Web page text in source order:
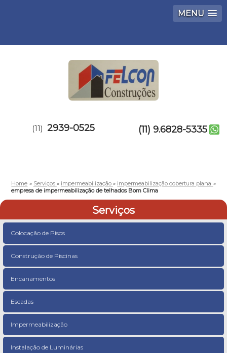
MENU
(11) 2939-0525 (11) 9.6828-5335
Home » Serviços » impermeabilização» impermeabilização cobertura plana »
empresa de impermeabilização de telhados Bom Clima
Serviços
Colocação de Pisos
Construção de Piscinas
Encanamentos
Escadas
Impermeabilização
Instalação de Luminárias